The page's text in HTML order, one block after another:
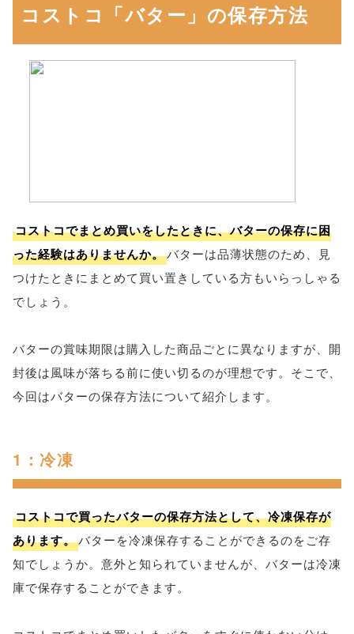
コストコ「バター」の保存方法
コストコでまとめ買いをしたときに、バターの保存に困
った経験はありませんか。バターは品薄状態のため、見
つけたときにまとめて買い置きしている方もいらっしゃる
でしょう。
バターの賞味期限は購入した商品ごとに異なりますが、開
封後は風味が落ちる前に使い切るのが理想です。そこで、
今回はバターの保存方法について紹介します。
1：冷凍
コストコで買ったバターの保存方法として、冷凍保存が
あります。バターを冷凍保存することができるのをご存
知でしょうか。意外と知られていませんが、バターは冷凍
庫で保存することができます。